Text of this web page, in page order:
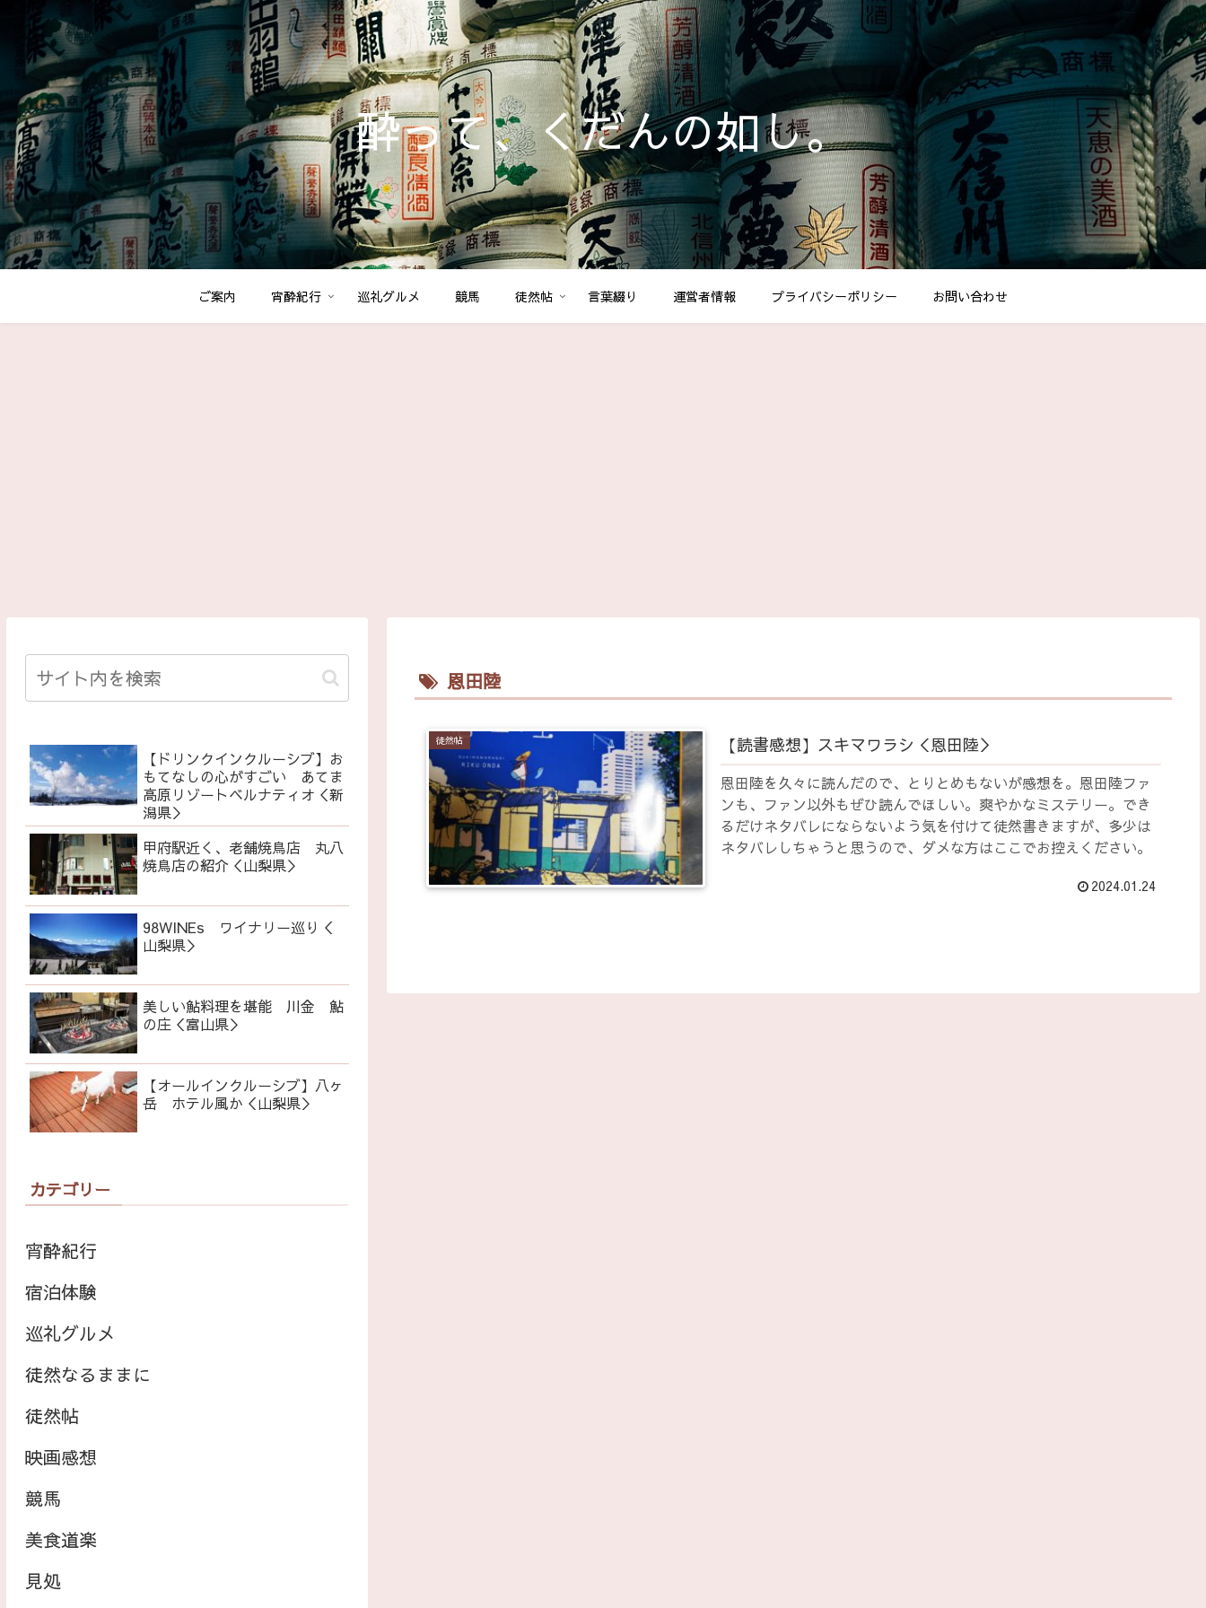
酔って、くだんの如し。
ご案内 宵酔紀行 巡礼グルメ 競馬 徒然帖 言葉綴り 運営者情報 プライバシーポリシー お問い合わせ
恩田陸
徒然帖 【読書感想】スキマワラシ＜恩田陸＞
恩田陸を久々に読んだので、とりとめもないが感想を。恩田陸ファ
ンも、ファン以外もぜひ読んでほしい。爽やかなミステリー。でき
るだけネタバレにならないよう気を付けて徒然書きますが、多少は
ネタバレしちゃうと思うので、ダメな方はここでお控えください。
2024.01.24
【ドリンクインクルーシブ】お
もてなしの心がすごい あてま
高原リゾートベルナティオ＜新
潟県＞
甲府駅近く、老舗焼鳥店 丸八
焼鳥店の紹介＜山梨県＞
98WINEs ワイナリー巡り＜
山梨県＞
美しい鮎料理を堪能 川金 鮎
の庄＜富山県＞
【オールインクルーシブ】八ヶ
岳 ホテル風か＜山梨県＞
カテゴリー
宵酔紀行
宿泊体験
巡礼グルメ
徒然なるままに
徒然帖
映画感想
競馬
美食道楽
見処